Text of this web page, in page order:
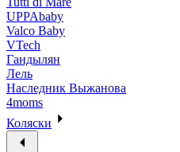
UPPAbaby
Valco Baby
VTech
Гандылян
Лель
Наследник Выжанова
4moms
Коляски